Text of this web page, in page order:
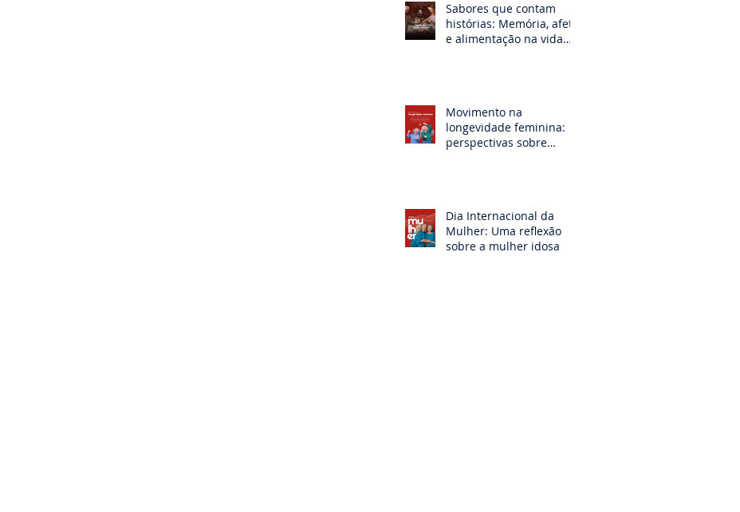
Sabores que contam
histórias: Memória, afeto
e alimentação na vida
Movimento na
longevidade feminina:
perspectivas sobre
Dia Internacional da
Mulher: Uma reflexão
sobre a mulher idosa